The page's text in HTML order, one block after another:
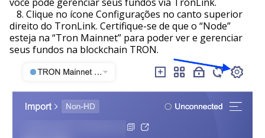
8. Clique no ícone Configurações no canto superior
direito do TronLink. Certifique-se de que o “Node”
esteja na “Tron Mainnet” para poder ver e gerenciar
seus fundos na blockchain TRON.